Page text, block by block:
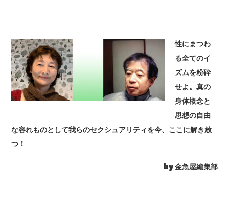
性にまつわ
る全てのイ
ズムを粉砕
せよ。真の
身体概念と
思想の自由
な容れものとして我らのセクシュアリティを今、ここに解き放
つ！
by 金魚屋編集部